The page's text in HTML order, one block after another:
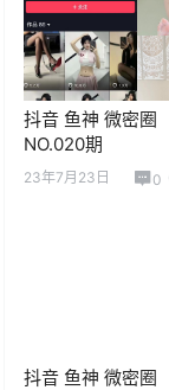
抖音 鱼神 微密圈
NO.020期
23年7月23日 0
抖音 鱼神 微密圈